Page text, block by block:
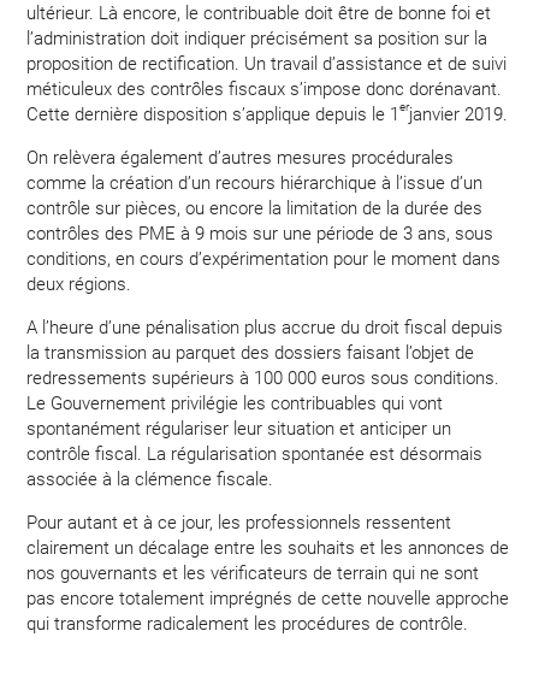
ultérieur. Là encore, le contribuable doit être de bonne foi et
l’administration doit indiquer précisément sa position sur la
proposition de rectification. Un travail d’assistance et de suivi
méticuleux des contrôles fiscaux s’impose donc dorénavant.
Cette dernière disposition s’applique depuis le 1erjanvier 2019.
On relèvera également d’autres mesures procédurales
comme la création d’un recours hiérarchique à l’issue d’un
contrôle sur pièces, ou encore la limitation de la durée des
contrôles des PME à 9 mois sur une période de 3 ans, sous
conditions, en cours d’expérimentation pour le moment dans
deux régions.
A l’heure d’une pénalisation plus accrue du droit fiscal depuis
la transmission au parquet des dossiers faisant l’objet de
redressements supérieurs à 100 000 euros sous conditions.
Le Gouvernement privilégie les contribuables qui vont
spontanément régulariser leur situation et anticiper un
contrôle fiscal. La régularisation spontanée est désormais
associée à la clémence fiscale.
Pour autant et à ce jour, les professionnels ressentent
clairement un décalage entre les souhaits et les annonces de
nos gouvernants et les vérificateurs de terrain qui ne sont
pas encore totalement imprégnés de cette nouvelle approche
qui transforme radicalement les procédures de contrôle.